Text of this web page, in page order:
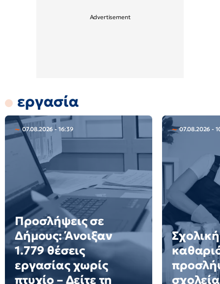
εργασία
07.08.2026 - 16:39
Προσλήψεις σε
Δήμους: Άνοιξαν
1.779 θέσεις
εργασίας χωρίς
πτυχίο – Δείτε τη
07.08.2026 -
Σχολική